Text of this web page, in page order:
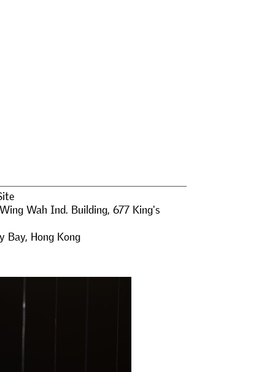
Wah Ind. Building, 677 King's
Bay, Hong Kong